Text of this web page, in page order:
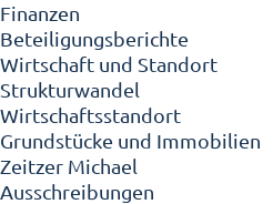
Finanzen
Beteiligungsberichte
Wirtschaft und Standort
Strukturwandel
Wirtschaftsstandort
Grundstücke und Immobilien
Zeitzer Michael
Ausschreibungen